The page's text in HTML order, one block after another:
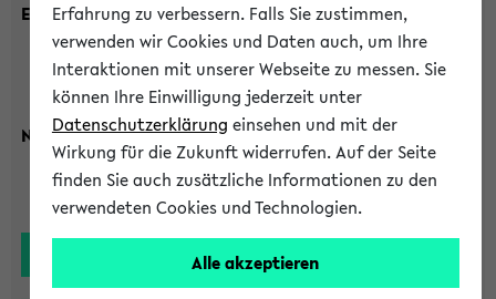
Einrichtung:
Nachname:
Erfahrung zu verbessern. Falls Sie zustimmen,
verwenden wir Cookies und Daten auch, um Ihre
Interaktionen mit unserer Webseite zu messen. Sie
können Ihre Einwilligung jederzeit unter
Datenschutzerklärung einsehen und mit der
Wirkung für die Zukunft widerrufen. Auf der Seite
finden Sie auch zusätzliche Informationen zu den
verwendeten Cookies und Technologien.
Alle akzeptieren